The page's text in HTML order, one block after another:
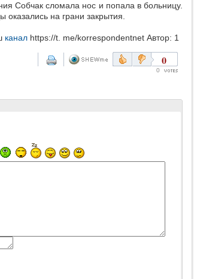
Собчак сломала нос и попала в больницу.
оказались на грани закрытия.
канал https://t. me/korrespondentnet Автор: 1
0
0